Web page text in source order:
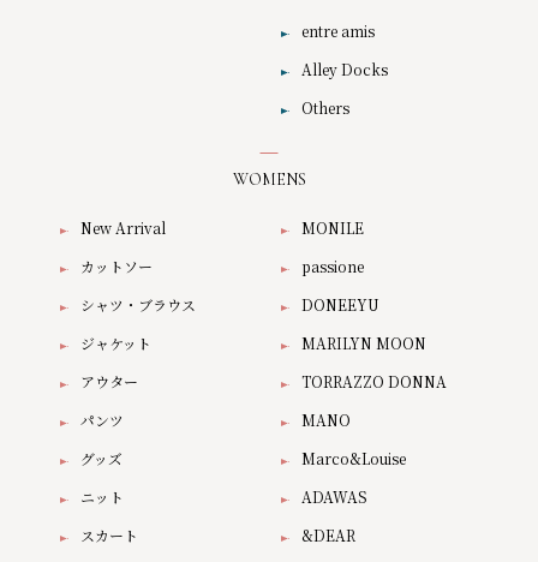
entre amis
Alley Docks
Others
WOMENS
New Arrival
カットソー
シャツ・ブラウス
ジャケット
アウター
パンツ
グッズ
ニット
スカート
MONILE
passione
DONEEYU
MARILYN MOON
TORRAZZO DONNA
MANO
Marco&Louise
ADAWAS
&DEAR